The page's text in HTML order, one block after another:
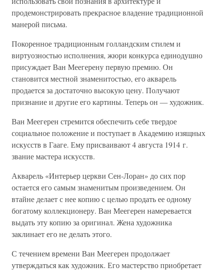
продемонстрировать прекрасное владение традиционной
манерой письма.
Покоренное традиционным голландским стилем и
виртуозностью исполнения, жюри конкурса единодушно
присуждает Ван Меегерену первую премию. Он
становится местной знаменитостью, его акварель
продается за достаточно высокую цену. Получают
признание и другие его картины. Теперь он — художник.
Ван Меегерен стремится обеспечить себе твердое
социальное положение и поступает в Академию изящных
искусств в Гааге. Ему присваивают 4 августа 1914 г.
звание мастера искусств.
Акварель «Интерьер церкви Сен-Лоран» до сих пор
остается его самым знаменитым произведением. Он
втайне делает с нее копию с целью продать ее одному
богатому коллекционеру. Ван Меегерен намеревается
выдать эту копию за оригинал. Жена художника
заклинает его не делать этого.
С течением времени Ван Меегерен продолжает
утверждаться как художник. Его мастерство приобретает